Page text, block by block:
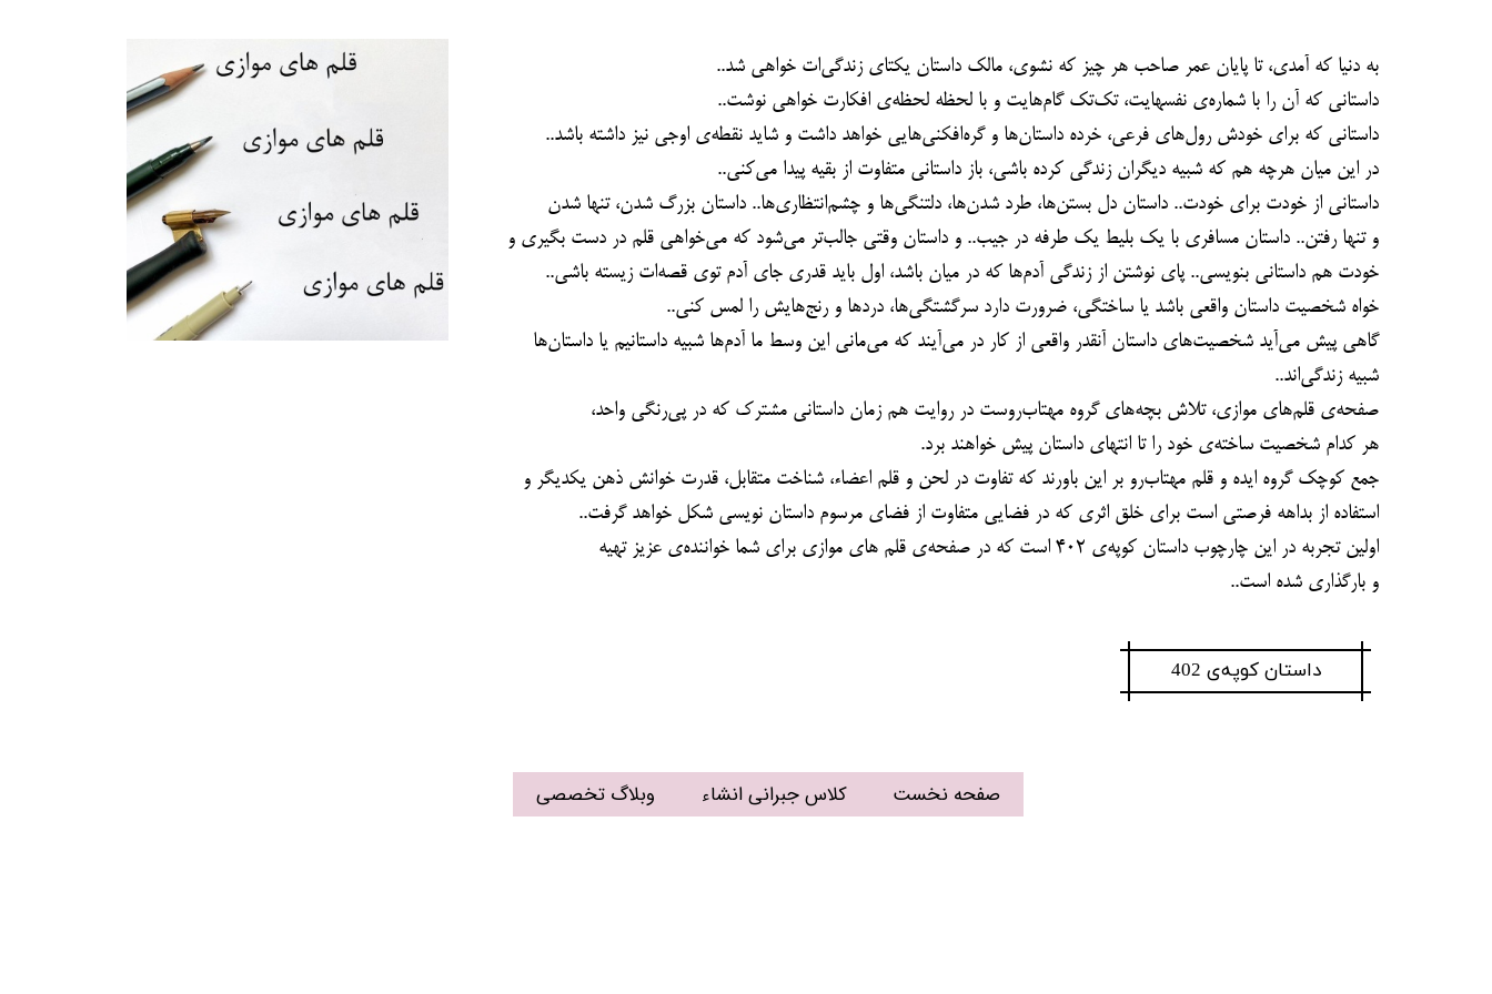
به دنیا که آمدی، تا پایان عمر صاحب هر چیز که نشوی، مالک داستان یکتای زندگی‌ات خواهی شد..
داستانی که آن را با شماره‌ی نفسهایت، تک‌تک گام‌هایت و با لحظه لحظه‌ی افکارت خواهی نوشت..
داستانی که برای خودش رول‌های فرعی، خرده داستان‌ها و گره‌افکنی‌هایی خواهد داشت و شاید نقطه‌ی اوجی نیز داشته باشد..
در این میان هرچه هم که شبیه دیگران زندگی کرده باشی، باز داستانی متفاوت از بقیه پیدا می‌کنی..
داستانی از خودت برای خودت.. داستان دل بستن‌ها، طرد شدن‌ها، دلتنگی‌ها و چشم‌انتظاری‌ها.. داستان بزرگ شدن، تنها شدن
و تنها رفتن.. داستان مسافری با یک بلیط یک طرفه در جیب.. و داستان وقتی جالب‌تر می‌شود که می‌خواهی قلم در دست بگیری و
خودت هم داستانی بنویسی.. پای نوشتن از زندگی آدم‌ها که در میان باشد، اول باید قدری جای آدم توی قصه‌ات زیسته باشی..
خواه شخصیت داستان واقعی باشد یا ساختگی، ضرورت دارد سرگشتگی‌ها، دردها و رنج‌هایش را لمس کنی..
گاهی پیش می‌آید شخصیت‌های داستان آنقدر واقعی از کار در می‌آیند که می‌مانی این وسط ما آدم‌ها شبیه داستانیم یا داستان‌ها
شبیه زندگی‌اند..
صفحه‌ی قلم‌های موازی، تلاش بچه‌های گروه مهتاب‌روست در روایت هم زمان داستانی مشترک که در پی‌رنگی واحد،
هر کدام شخصیت ساخته‌ی خود را تا انتهای داستان پیش خواهند برد.
جمع کوچک گروه ایده و قلم مهتاب‌رو بر این باورند که تفاوت در لحن و قلم اعضاء، شناخت متقابل، قدرت خوانش ذهن یکدیگر و
استفاده از بداهه فرصتی است برای خلق اثری که در فضایی متفاوت از فضای مرسوم داستان نویسی شکل خواهد گرفت..
اولین تجربه در این چارچوب داستان کوپه‌ی 402 است که در صفحه‌ی قلم های موازی برای شما خواننده‌ی عزیز تهیه
و بارگذاری شده است..
صفحه نخست کلاس جبرانی انشاء وبلاگ تخصصی
داستان کوپه‌ی 402